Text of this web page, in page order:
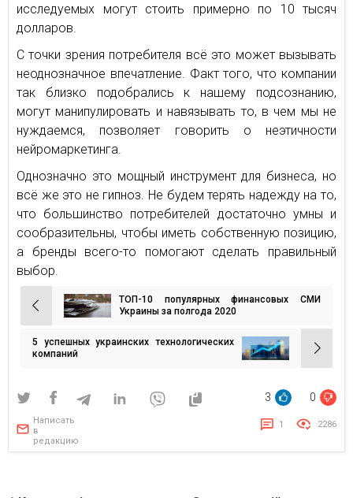
исследуемых могут стоить примерно по 10 тысяч
долларов.
С точки зрения потребителя всё это может вызывать
неоднозначное впечатление. Факт того, что компании
так близко подобрались к нашему подсознанию,
могут манипулировать и навязывать то, в чем мы не
нуждаемся, позволяет говорить о неэтичности
нейромаркетинга.
Однозначно это мощный инструмент для бизнеса, но
всё же это не гипноз. Не будем терять надежду на то,
что большинство потребителей достаточно умны и
сообразительны, чтобы иметь собственную позицию,
а бренды всего-то помогают сделать правильный
выбор.
Навигация
по
записям
ТОП-10 популярных финансовых СМИ
Украины за полгода 2020
5 успешных украинских технологических
компаний
3 0
Написать
в
редакцию
1 2286